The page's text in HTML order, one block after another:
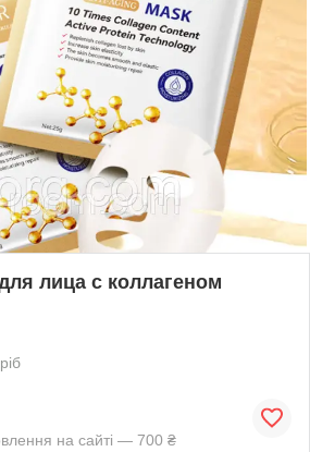
лица с коллагеном
на сайті — 700 ₴